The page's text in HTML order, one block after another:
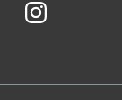
YoutubeInstagram